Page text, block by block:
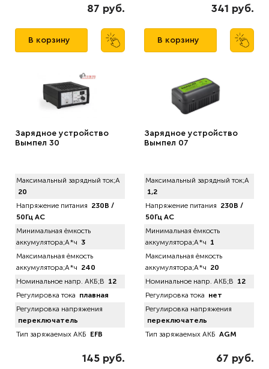
87 руб.
В корзину
341 руб.
В корзину
Зарядное устройство
Вымпел 30
Максимальный зарядный ток;А
20
Напряжение питания 230В /
50Гц AC
Минимальная ёмкость
аккумулятора;А*ч 3
Максимальная ёмкость
аккумулятора;А*ч 240
Номинальное напр. АКБ;В 12
Регулировка тока плавная
Регулировка напряжения
переключатель
Тип заряжаемых АКБ EFB
145 руб.
Зарядное устройство
Вымпел 07
Максимальный зарядный ток;А
1,2
Напряжение питания 230В /
50Гц AC
Минимальная ёмкость
аккумулятора;А*ч 1
Максимальная ёмкость
аккумулятора;А*ч 20
Номинальное напр. АКБ;В 12
Регулировка тока нет
Регулировка напряжения
переключатель
Тип заряжаемых АКБ AGM
67 руб.